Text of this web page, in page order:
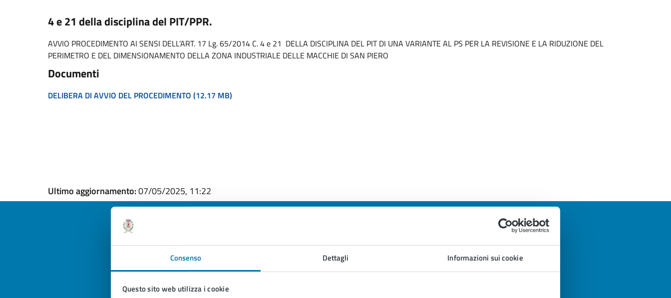
Consenso Dettagli Informazioni sui cookie
Questo sito web utilizza i cookie
4 e 21 della disciplina del PIT/PPR.
AVVIO PROCEDIMENTO AI SENSI DELL’ART. 17 Lg. 65/2014 C. 4 e 21 DELLA DISCIPLINA DEL PIT DI UNA VARIANTE AL PS PER LA REVISIONE E LA RIDUZIONE DEL
PERIMETRO E DEL DIMENSIONAMENTO DELLA ZONA INDUSTRIALE DELLE MACCHIE DI SAN PIERO
Documenti
DELIBERA DI AVVIO DEL PROCEDIMENTO (12.17 MB)
Ultimo aggiornamento:07/05/2025, 11:22
Quanto sono chiare le informazioni su questa
pagina?